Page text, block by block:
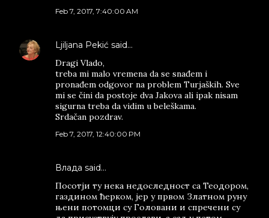
Feb 7, 2017, 7:40:00 AM
Ljiljana Pekić said…
Dragi Vlado,
treba mi malo vremena da se snađem i
pronađem odgovor na problem Turjaških. Sve
mi se čini da postoje dva Jakova ali ipak nisam
sigurna treba da vidim u beleškama.
Srdačan pozdrav.
Feb 7, 2017, 12:40:00 PM
Влада said…
Посотји ту нека недоследност са Теодором,
газдином ћерком, јер у првом Златном руну
њени потомци су Головани и спречени су